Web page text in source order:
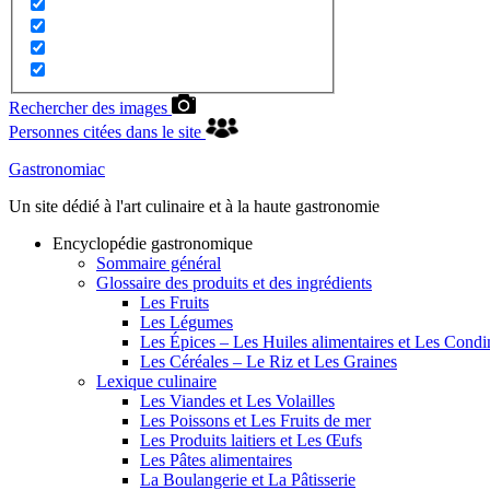
Rechercher des images
Personnes citées dans le site
Gastronomiac
Un site dédié à l'art culinaire et à la haute gastronomie
Encyclopédie gastronomique
Sommaire général
Glossaire des produits et des ingrédients
Les Fruits
Les Légumes
Les Épices – Les Huiles alimentaires et Les
Les Céréales – Le Riz et Les Graines
Lexique culinaire
Les Viandes et Les Volailles
Les Poissons et Les Fruits de mer
Les Produits laitiers et Les Œufs
Les Pâtes alimentaires
La Boulangerie et La Pâtisserie